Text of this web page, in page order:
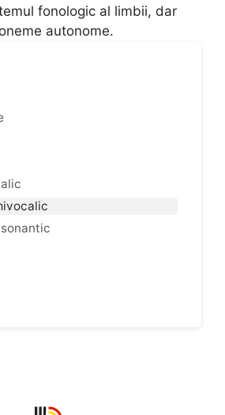
fonologic al limbii, dar
autonome.